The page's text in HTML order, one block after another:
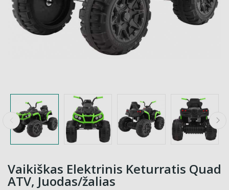
Vaikiškas Elektrinis Keturratis Quad
ATV, Juodas/žalias